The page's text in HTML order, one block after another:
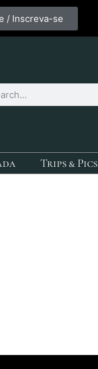
/ Inscreva-se
Trips & Pics